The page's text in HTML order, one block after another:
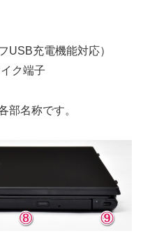
充電機能対応）
ク端子
部名称です。